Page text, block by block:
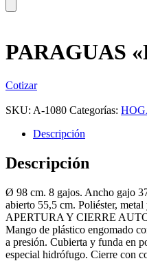
PARAGUAS
Cotizar
SKU: A-1080 Categorías:
Descripción
Descripción
Ø 98 cm. 8 gajos. Ancho gajo
abierto 55,5 cm. Poliéster,
APERTURA Y CIERRE
Mango de plástico engomado
a presión. Cubierta y funda en
especial hidrófugo. Cierre con